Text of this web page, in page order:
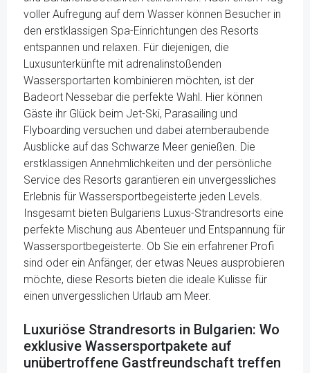
voller Aufregung auf dem Wasser können Besucher in
den erstklassigen Spa-Einrichtungen des Resorts
entspannen und relaxen. Für diejenigen, die
Luxusunterkünfte mit adrenalinstoßenden
Wassersportarten kombinieren möchten, ist der
Badeort Nessebar die perfekte Wahl. Hier können
Gäste ihr Glück beim Jet-Ski, Parasailing und
Flyboarding versuchen und dabei atemberaubende
Ausblicke auf das Schwarze Meer genießen. Die
erstklassigen Annehmlichkeiten und der persönliche
Service des Resorts garantieren ein unvergessliches
Erlebnis für Wassersportbegeisterte jeden Levels.
Insgesamt bieten Bulgariens Luxus-Strandresorts eine
perfekte Mischung aus Abenteuer und Entspannung für
Wassersportbegeisterte. Ob Sie ein erfahrener Profi
sind oder ein Anfänger, der etwas Neues ausprobieren
möchte, diese Resorts bieten die ideale Kulisse für
einen unvergesslichen Urlaub am Meer.
Luxuriöse Strandresorts in Bulgarien: Wo
exklusive Wassersportpakete auf
unübertroffene Gastfreundschaft treffen